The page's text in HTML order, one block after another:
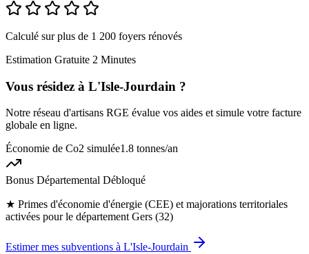
Calculé sur plus de 1 200 foyers rénovés
Estimation Gratuite 2 Minutes
Vous résidez à L'Isle-Jourdain ?
Notre réseau d'artisans RGE évalue vos aides et simule votre facture
globale en ligne.
Économie de Co2 simulée1.8 tonnes/an
Bonus Départemental Débloqué
★ Primes d'économie d'énergie (CEE) et majorations territoriales
activées pour le département Gers (32)
Estimer mes subventions à L'Isle-Jourdain